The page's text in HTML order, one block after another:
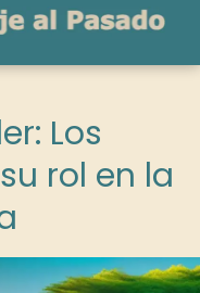
Los
rol en la